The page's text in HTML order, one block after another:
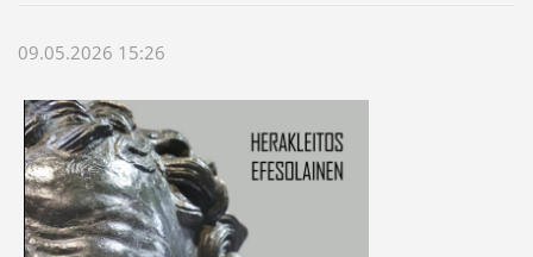
09.05.2026 15:26